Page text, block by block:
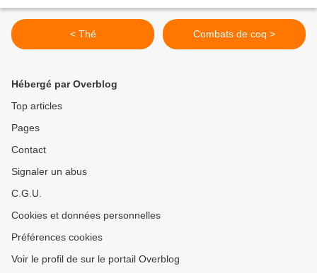
< Thé Combats de coq >
Hébergé par Overblog
Top articles
Pages
Contact
Signaler un abus
C.G.U.
Cookies et données personnelles
Préférences cookies
Voir le profil de sur le portail Overblog